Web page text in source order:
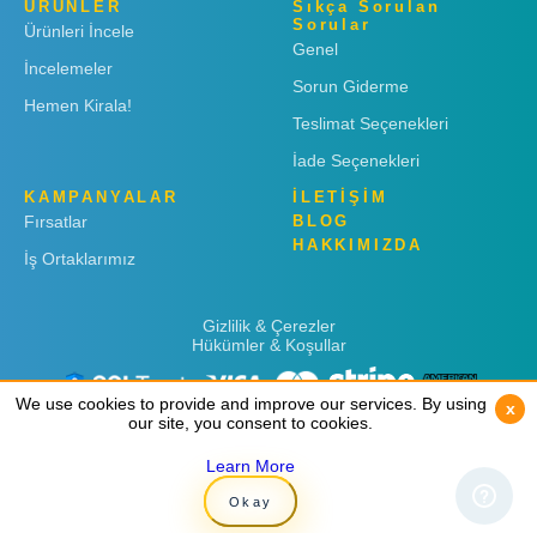
ÜRÜNLER
Ürünleri İncele
İncelemeler
Hemen Kirala!
Sıkça Sorulan
Sorular
Genel
Sorun Giderme
Teslimat Seçenekleri
İade Seçenekleri
KAMPANYALAR
Fırsatlar
İş Ortaklarımız
İLETİŞİM
BLOG
HAKKIMIZDA
Gizlilik & Çerezler
Hükümler & Koşullar
Copyright © 2019 Rent 'n Connect
We use cookies to provide and improve our services. By using
our site, you consent to cookies.
Learn More
Okay
x
We use cookies to provide and improve our services. By using
our site, you consent to cookies.
Learn More
Okay
x